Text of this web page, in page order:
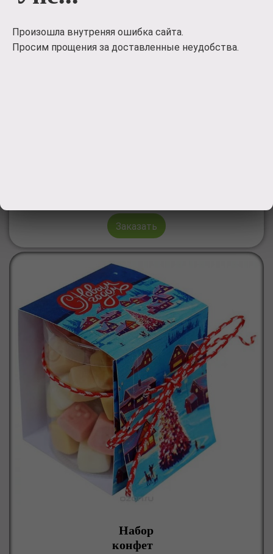
Заказать
Набор
конфет
Произошла внутреняя ошибка сайта.
Просим прощения за доставленные неудобства.